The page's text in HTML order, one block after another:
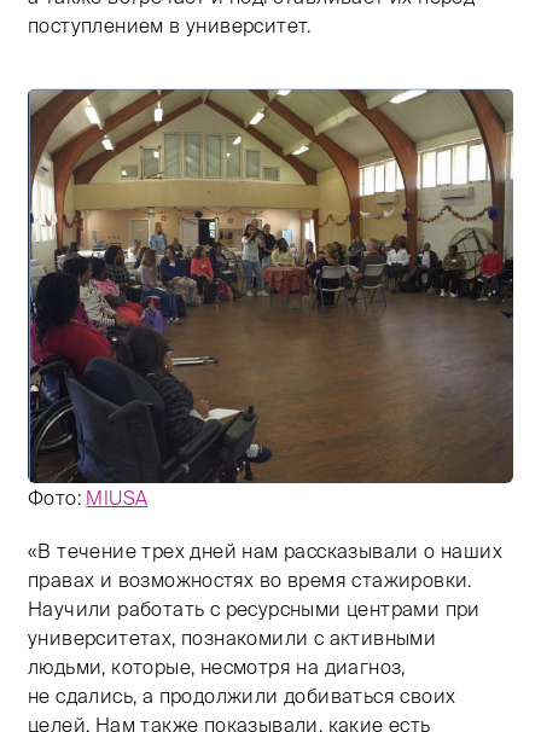
поступлением в университет.
Фото: MIUSA
Тифлокомментарий: цветная фотография.
«В течение трех дней нам рассказывали о наших
правах и возможностях во время стажировки.
Научили работать с ресурсными центрами при
университетах, познакомили с активными
людьми, которые, несмотря на диагноз,
не сдались, а продолжили добиваться своих
целей. Нам также показывали, какие есть